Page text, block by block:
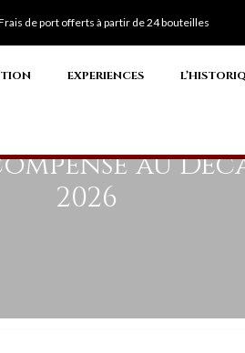
de port offerts à partir de 24 bouteilles
EXPERIENCES
au
2026